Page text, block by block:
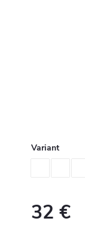
Variant
32 €